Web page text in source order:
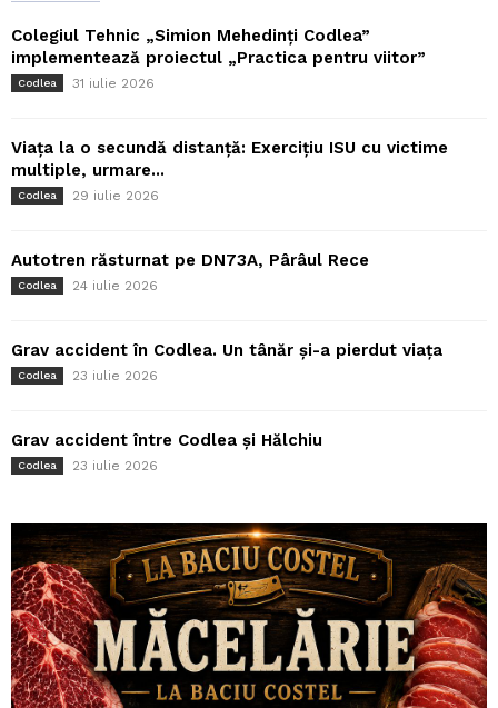
Colegiul Tehnic „Simion Mehedinți Codlea”
implementează proiectul „Practica pentru viitor”
Codlea 31 iulie 2026
Viața la o secundă distanță: Exercițiu ISU cu victime
multiple, urmare...
Codlea 29 iulie 2026
Autotren răsturnat pe DN73A, Pârâul Rece
Codlea 24 iulie 2026
Grav accident în Codlea. Un tânăr și-a pierdut viața
Codlea 23 iulie 2026
Grav accident între Codlea și Hălchiu
Codlea 23 iulie 2026